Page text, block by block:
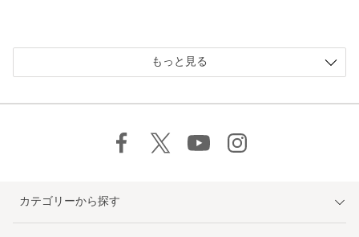
もっと見る
カテゴリーから探す